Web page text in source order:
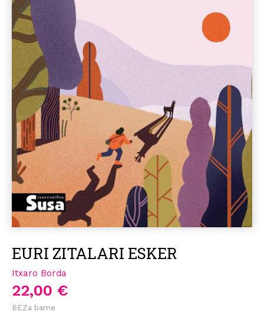
EURI ZITALARI ESKER
Itxaro Borda
22,00 €
BEZa barne